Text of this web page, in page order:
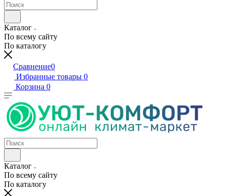
Каталог
По всему сайту
По каталогу
Сравнение0
Избранные товары 0
Корзина 0
Каталог
По всему сайту
По каталогу